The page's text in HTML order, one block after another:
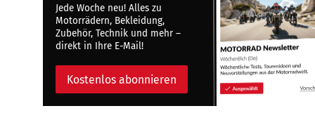
Jede Woche neu! Alles zu
Motorrädern, Bekleidung,
Zubehör, Technik und mehr –
direkt in Ihre E-Mail!
Kostenlos abonnieren